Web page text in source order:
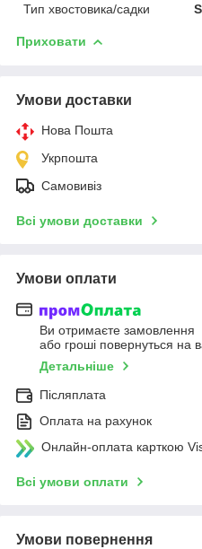
Тип хвостовика/садки
Приховати
Умови доставки
Нова Пошта
Укрпошта
Самовивіз
Всі умови доставки
Умови оплати
Ви отримаєте замовлення
або гроші повернуться на
Детальніше
Післяплата
Оплата на рахунок
Онлайн-оплата карткою
Всі умови оплати
Умови повернення